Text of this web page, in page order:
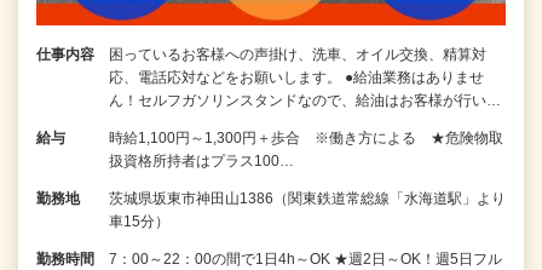
仕事内容
困っているお客様への声掛け、洗車、オイル交換、精算対
応、電話応対などをお願いします。 ●給油業務はありませ
ん！セルフガソリンスタンドなので、給油はお客様が行い…
給与
時給1,100円～1,300円＋歩合 ※働き方による ★危険物取
扱資格所持者はプラス100…
勤務地
茨城県坂東市神田山1386（関東鉄道常総線「水海道駅」より
車15分）
勤務時間
7：00～22：00の間で1日4h～OK ★週2日～OK！週5日フル